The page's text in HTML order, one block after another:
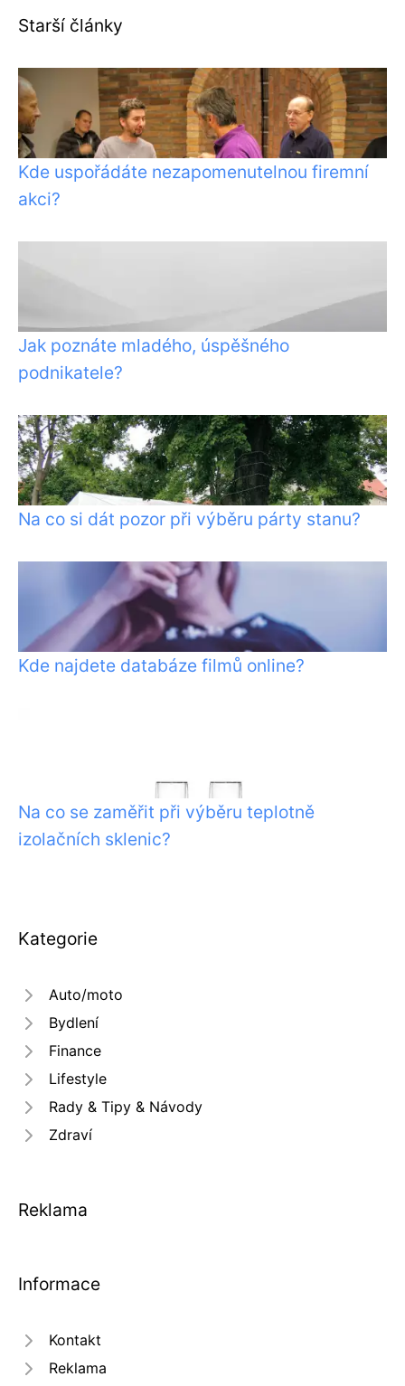
Starší články
Kde uspořádáte nezapomenutelnou firemní
akci?
Jak poznáte mladého, úspěšného
podnikatele?
Na co si dát pozor při výběru párty stanu?
Kde najdete databáze filmů online?
Na co se zaměřit při výběru teplotně
izolačních sklenic?
Kategorie
Auto/moto
Bydlení
Finance
Lifestyle
Rady & Tipy & Návody
Zdraví
Reklama
Informace
Kontakt
Reklama